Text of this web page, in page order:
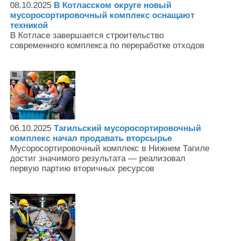
08.10.2025 В Котласском округе новый
мусоросортировочный комплекс оснащают
техникой
В Котласе завершается строительство
современного комплекса по переработке отходов
06.10.2025 Тагильский мусоросортировочный
комплекс начал продавать вторсырье
Мусоросортировочный комплекс в Нижнем Тагиле
достиг значимого результата — реализовал
первую партию вторичных ресурсов